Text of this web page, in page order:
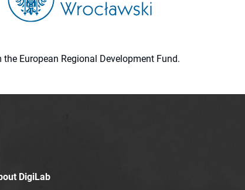
European Regional Development Fund.
DigiLab